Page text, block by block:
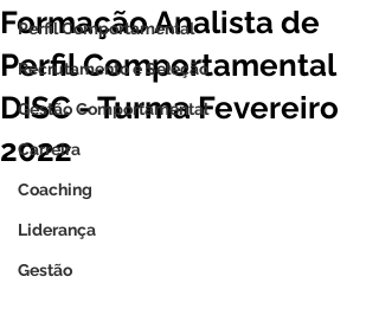
Perfil Comportamental
Recrutamento e Seleção
Gestão Comportamental
Carreira
Coaching
Liderança
Gestão
Formação Analista de
Perfil Comportamental
DISC - Turma Fevereiro
2022